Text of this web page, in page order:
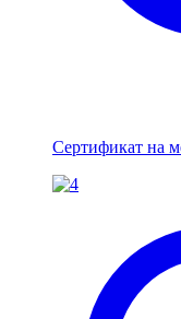
Сертификат на